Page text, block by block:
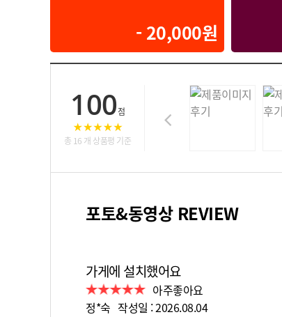
- 20,000원
100점
총 16 개 상품평 기준
포토&동영상 REVIEW
가게에 설치했어요
아주좋아요
정*숙 작성일 : 2026.08.04